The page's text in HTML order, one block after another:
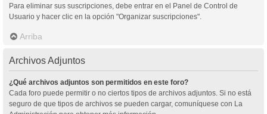
Para eliminar sus suscripciones, debe entrar en el Panel de Control de
Usuario y hacer clic en la opción "Organizar suscripciones".
Arriba
Archivos Adjuntos
¿Qué archivos adjuntos son permitidos en este foro?
Cada foro puede permitir o no ciertos tipos de archivos adjuntos. Si no está
seguro de que tipos de archivos se pueden cargar, comuníquese con La